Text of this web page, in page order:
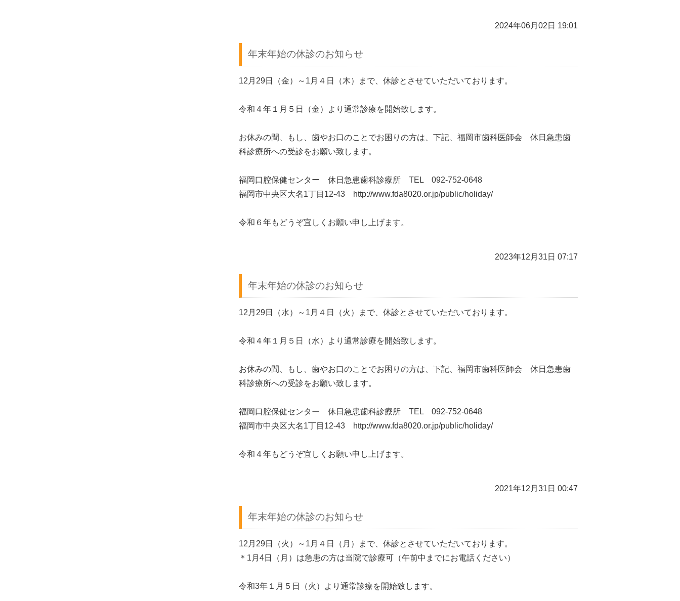
2024年06月02日 19:01
年末年始の休診のお知らせ
12月29日（金）～1月４日（木）まで、休診とさせていただいております。
令和４年１月５日（金）より通常診療を開始致します。
お休みの間、もし、歯やお口のことでお困りの方は、下記、福岡市歯科医師会 休日急患歯
科診療所への受診をお願い致します。
福岡口腔保健センター 休日急患歯科診療所 TEL 092-752-0648
福岡市中央区大名1丁目12-43 http://www.fda8020.or.jp/public/holiday/
令和６年もどうぞ宜しくお願い申し上げます。
2023年12月31日 07:17
年末年始の休診のお知らせ
12月29日（水）～1月４日（火）まで、休診とさせていただいております。
令和４年１月５日（水）より通常診療を開始致します。
お休みの間、もし、歯やお口のことでお困りの方は、下記、福岡市歯科医師会 休日急患歯
科診療所への受診をお願い致します。
福岡口腔保健センター 休日急患歯科診療所 TEL 092-752-0648
福岡市中央区大名1丁目12-43 http://www.fda8020.or.jp/public/holiday/
令和４年もどうぞ宜しくお願い申し上げます。
2021年12月31日 00:47
年末年始の休診のお知らせ
12月29日（火）～1月４日（月）まで、休診とさせていただいております。
＊1月4日（月）は急患の方は当院で診療可（午前中までにお電話ください）
令和3年１月５日（火）より通常診療を開始致します。